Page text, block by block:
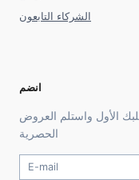
الشركاء التابعون
انضم
خصم 10٪ على طلبك الأول واستلم العروض
الحصرية